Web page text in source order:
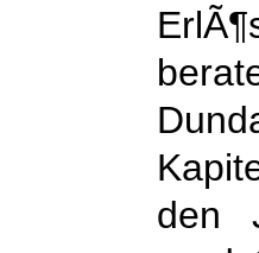
den